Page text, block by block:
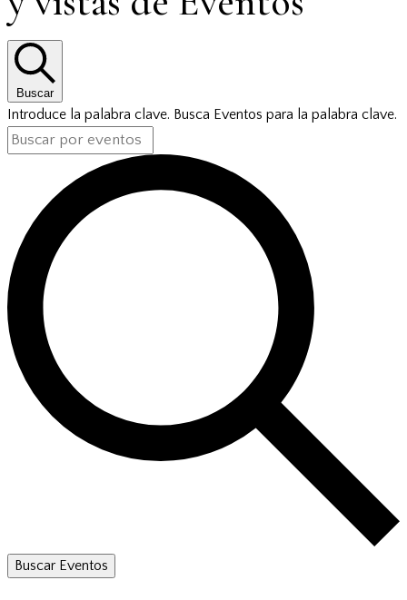
Buscar
Introduce la palabra clave. Busca Eventos para la palabra clave.
Buscar Eventos